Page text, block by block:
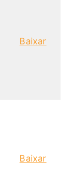
Baixar
Baixar